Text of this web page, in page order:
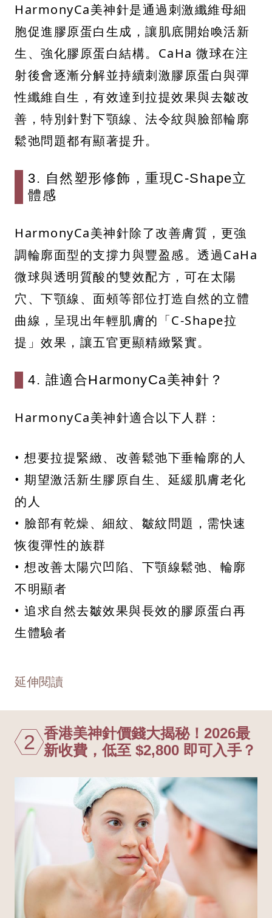
HarmonyCa美神針是通過刺激纖維母細
胞促進膠原蛋白生成，讓肌底開始喚活新
生、強化膠原蛋白結構。CaHa 微球在注
射後會逐漸分解並持續刺激膠原蛋白與彈
性纖維自生，有效達到拉提效果與去皺改
善，特別針對下顎線、法令紋與臉部輪廓
鬆弛問題都有顯著提升。
3. 自然塑形修飾，重現C-Shape立
體感
HarmonyCa美神針除了改善膚質，更強
調輪廓面型的支撐力與豐盈感。透過CaHa
微球與透明質酸的雙效配方，可在太陽
穴、下顎線、面頰等部位打造自然的立體
曲線，呈現出年輕肌膚的「C-Shape拉
提」效果，讓五官更顯精緻緊實。
4. 誰適合HarmonyCa美神針？
HarmonyCa美神針適合以下人群：
• 想要拉提緊緻、改善鬆弛下垂輪廓的人
• 期望激活新生膠原自生、延緩肌膚老化
的人
• 臉部有乾燥、細紋、皺紋問題，需快速
恢復彈性的族群
• 想改善太陽穴凹陷、下顎線鬆弛、輪廓
不明顯者
• 追求自然去皺效果與長效的膠原蛋白再
生體驗者
延伸閱讀
2 香港美神針價錢大揭秘！2026最
新收費，低至 $2,800 即可入手？